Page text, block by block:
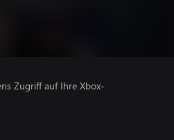
Zugriff auf Ihre Xbox-